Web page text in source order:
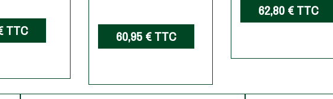
TTC 60,95 €TTC
62,80 €TTC